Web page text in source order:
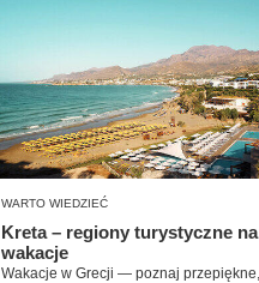
WARTO WIEDZIEĆ
Kreta – regiony turystyczne na
wakacje
Wakacje w Grecji — poznaj przepiękne,